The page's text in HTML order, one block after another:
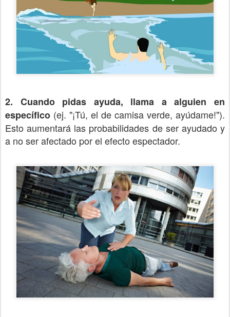
2. Cuando pidas ayuda, llama a alguien en
específico (ej. "¡Tú, el de camisa verde, ayúdame!").
Esto aumentará las probabilidades de ser ayudado y
a no ser afectado por el efecto espectador.